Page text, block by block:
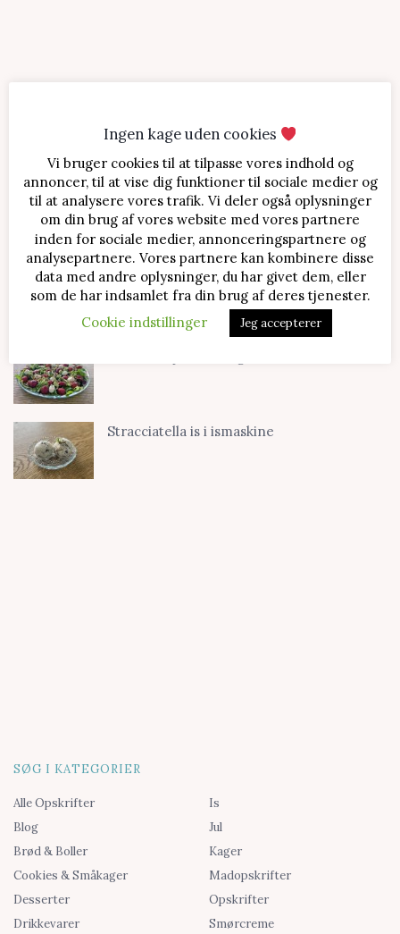
SENESTE OPSKRIFTER
Jordbærtærte med mascarponecreme
Klassisk cheesecake med kirsebær
Stracciatella is i ismaskine
SØG I KATEGORIER
Alle Opskrifter
Blog
Brød & Boller
Cookies & Småkager
Desserter
Drikkevarer
Is
Jul
Kager
Madopskrifter
Opskrifter
Smørcreme
Ingen kage uden cookies
Vi bruger cookies til at tilpasse vores indhold og
annoncer, til at vise dig funktioner til sociale medier og
til at analysere vores trafik. Vi deler også oplysninger
om din brug af vores website med vores partnere
inden for sociale medier, annonceringspartnere og
analysepartnere. Vores partnere kan kombinere disse
data med andre oplysninger, du har givet dem, eller
som de har indsamlet fra din brug af deres tjenester.
Cookie indstillinger
Jeg accepterer